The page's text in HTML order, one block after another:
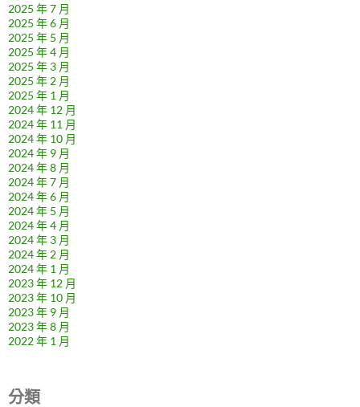
2025 年 7 月
2025 年 6 月
2025 年 5 月
2025 年 4 月
2025 年 3 月
2025 年 2 月
2025 年 1 月
2024 年 12 月
2024 年 11 月
2024 年 10 月
2024 年 9 月
2024 年 8 月
2024 年 7 月
2024 年 6 月
2024 年 5 月
2024 年 4 月
2024 年 3 月
2024 年 2 月
2024 年 1 月
2023 年 12 月
2023 年 10 月
2023 年 9 月
2023 年 8 月
2022 年 1 月
分類